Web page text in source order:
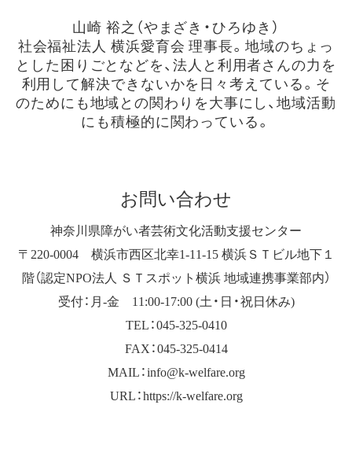
山崎 裕之（やまざき・ひろゆき）
社会福祉法人 横浜愛育会 理事長。地域のちょっ
とした困りごとなどを、法人と利用者さんの力を
利用して解決できないかを日々考えている。そ
のためにも地域との関わりを大事にし、地域活動
にも積極的に関わっている。
お問い合わせ
神奈川県障がい者芸術文化活動支援センター
〒220-0004 横浜市西区北幸1-11-15 横浜ＳＴビル地下１
階（認定NPO法人 ＳＴスポット横浜 地域連携事業部内）
受付：月-金 11:00-17:00 (土・日・祝日休み)
TEL：045-325-0410
FAX：045-325-0414
MAIL：info@k-welfare.org
URL：https://k-welfare.org